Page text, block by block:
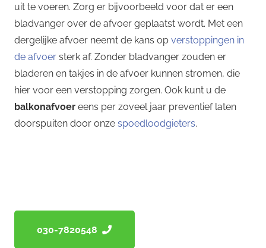
uit te voeren. Zorg er bijvoorbeeld voor dat er een
bladvanger over de afvoer geplaatst wordt. Met een
dergelijke afvoer neemt de kans op verstoppingen in
de afvoer sterk af. Zonder bladvanger zouden er
bladeren en takjes in de afvoer kunnen stromen, die
hier voor een verstopping zorgen. Ook kunt u de
balkonafvoer eens per zoveel jaar preventief laten
doorspuiten door onze spoedloodgieters.
030-7820548